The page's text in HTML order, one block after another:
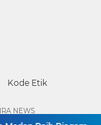
Kode Etik
NEWS